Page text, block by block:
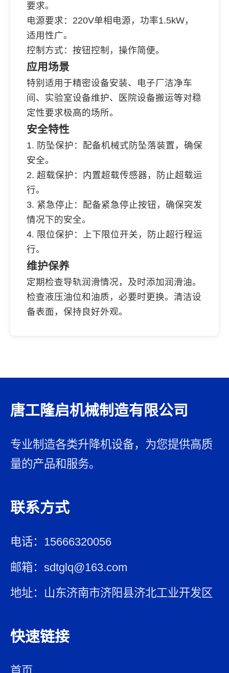
要求。
电源要求：220V单相电源，功率1.5kW，
适用性广。
控制方式：按钮控制，操作简便。
应用场景
特别适用于精密设备安装、电子厂洁净车
间、实验室设备维护、医院设备搬运等对稳
定性要求极高的场所。
安全特性
1. 防坠保护：配备机械式防坠落装置，确保
安全。
2. 超载保护：内置超载传感器，防止超载运
行。
3. 紧急停止：配备紧急停止按钮，确保突发
情况下的安全。
4. 限位保护：上下限位开关，防止超行程运
行。
维护保养
定期检查导轨润滑情况，及时添加润滑油。
检查液压油位和油质，必要时更换。清洁设
备表面，保持良好外观。
唐工隆启机械制造有限公司
专业制造各类升降机设备，为您提供高质
量的产品和服务。
联系方式
电话：15666320056
邮箱：sdtglq@163.com
地址：山东济南市济阳县济北工业开发区
快速链接